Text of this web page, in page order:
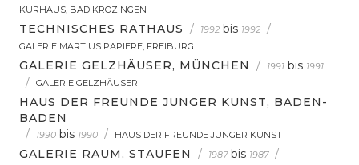
KURHAUS, BAD KROZINGEN
TECHNISCHES RATHAUS / 1992 bis 1992 /
GALERIE MARTIUS PAPIERE, FREIBURG
GALERIE GELZHÄUSER, MÜNCHEN / 1991 bis 1991
/ GALERIE GELZHÄUSER
HAUS DER FREUNDE JUNGER KUNST, BADEN-
BADEN
/
1990 bis 1990 / HAUS DER FREUNDE JUNGER KUNST
GALERIE RAUM, STAUFEN / 1987 bis 1987 /